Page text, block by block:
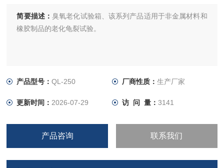
简要描述：臭氧老化试验箱、该系列产品适用于非金属材料和
橡胶制品的老化龟裂试验。
产品型号：QL-250 厂商性质： 生产厂家
更新时间： 2026-07-29 访 问 量： 3141
产品咨询 联系我们